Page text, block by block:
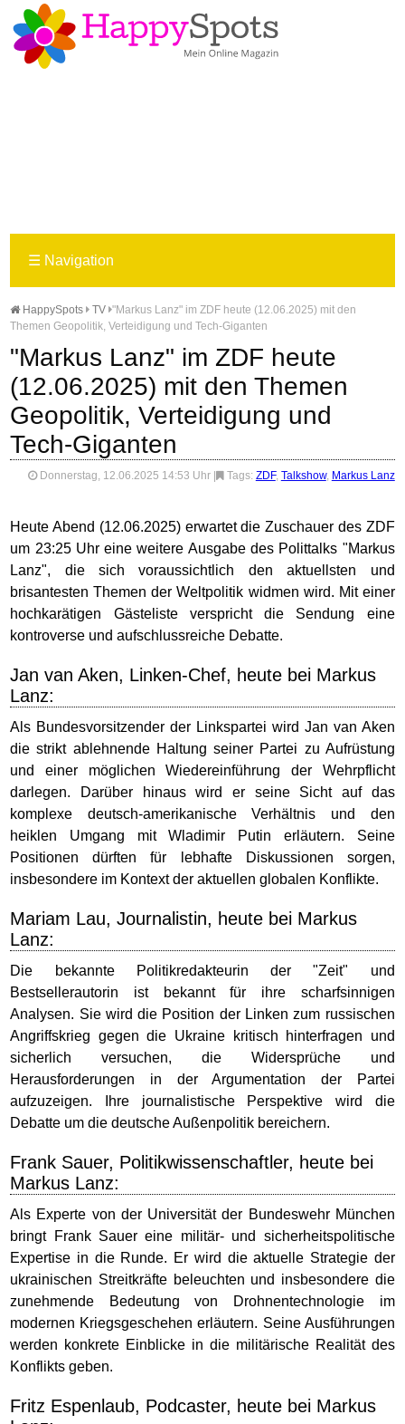
☰ Navigation
HappySpots TV "Markus Lanz" im ZDF heute (12.06.2025) mit den
Themen Geopolitik, Verteidigung und Tech-Giganten
"Markus Lanz" im ZDF heute
(12.06.2025) mit den Themen
Geopolitik, Verteidigung und
Tech-Giganten
Donnerstag, 12.06.2025 14:53 Uhr Tags: ZDF, Talkshow, Markus Lanz
Heute Abend (12.06.2025) erwartet die Zuschauer des ZDF
um 23:25 Uhr eine weitere Ausgabe des Polittalks "Markus
Lanz", die sich voraussichtlich den aktuellsten und
brisantesten Themen der Weltpolitik widmen wird. Mit einer
hochkarätigen Gästeliste verspricht die Sendung eine
kontroverse und aufschlussreiche Debatte.
Jan van Aken, Linken-Chef, heute bei Markus
Lanz:
Als Bundesvorsitzender der Linkspartei wird Jan van Aken
die strikt ablehnende Haltung seiner Partei zu Aufrüstung
und einer möglichen Wiedereinführung der Wehrpflicht
darlegen. Darüber hinaus wird er seine Sicht auf das
komplexe deutsch-amerikanische Verhältnis und den
heiklen Umgang mit Wladimir Putin erläutern. Seine
Positionen dürften für lebhafte Diskussionen sorgen,
insbesondere im Kontext der aktuellen globalen Konflikte.
Mariam Lau, Journalistin, heute bei Markus
Lanz:
Die bekannte Politikredakteurin der "Zeit" und
Bestsellerautorin ist bekannt für ihre scharfsinnigen
Analysen. Sie wird die Position der Linken zum russischen
Angriffskrieg gegen die Ukraine kritisch hinterfragen und
sicherlich versuchen, die Widersprüche und
Herausforderungen in der Argumentation der Partei
aufzuzeigen. Ihre journalistische Perspektive wird die
Debatte um die deutsche Außenpolitik bereichern.
Frank Sauer, Politikwissenschaftler, heute bei
Markus Lanz:
Als Experte von der Universität der Bundeswehr München
bringt Frank Sauer eine militär- und sicherheitspolitische
Expertise in die Runde. Er wird die aktuelle Strategie der
ukrainischen Streitkräfte beleuchten und insbesondere die
zunehmende Bedeutung von Drohnentechnologie im
modernen Kriegsgeschehen erläutern. Seine Ausführungen
werden konkrete Einblicke in die militärische Realität des
Konflikts geben.
Fritz Espenlaub, Podcaster, heute bei Markus